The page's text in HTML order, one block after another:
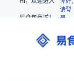
易食包商城！
请登
录